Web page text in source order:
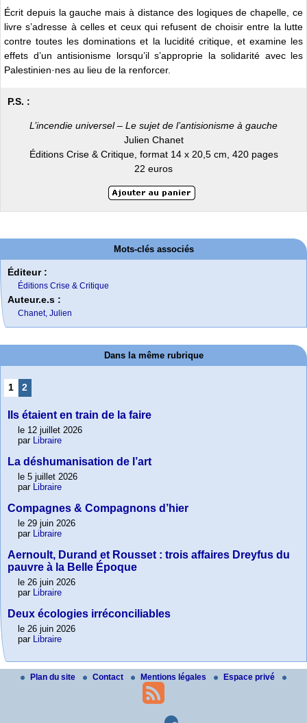
Écrit depuis la gauche mais à distance des logiques de chapelle, ce
livre s’adresse à celles et ceux qui refusent de choisir entre la lutte
contre toutes les dominations et la lucidité critique, et examine les
effets d’un antisionisme lorsqu’il s’approprie la solidarité avec les
Palestinien·nes au lieu de la renforcer.
P.S. :
L’incendie universel – Le sujet de l’antisionisme à gauche
Julien Chanet
Éditions Crise & Critique, format 14 x 20,5 cm, 420 pages
22 euros
Mots-clés associés
Éditeur :
Éditions Crise & Critique
Auteur.e.s :
Chanet, Julien
Dans la même rubrique
1 2
Ils étaient en train de la faire
le 12 juillet 2026
par Libraire
La déshumanisation de l’art
le 5 juillet 2026
par Libraire
Compagnes & Compagnons d’hier
le 29 juin 2026
par Libraire
Aernoult, Durand et Rousset : trois affaires Dreyfus du
pauvre à la Belle Époque
le 26 juin 2026
par Libraire
Deux écologies irréconciliables
le 26 juin 2026
par Libraire
Plan du site Contact Mentions légales Espace privé